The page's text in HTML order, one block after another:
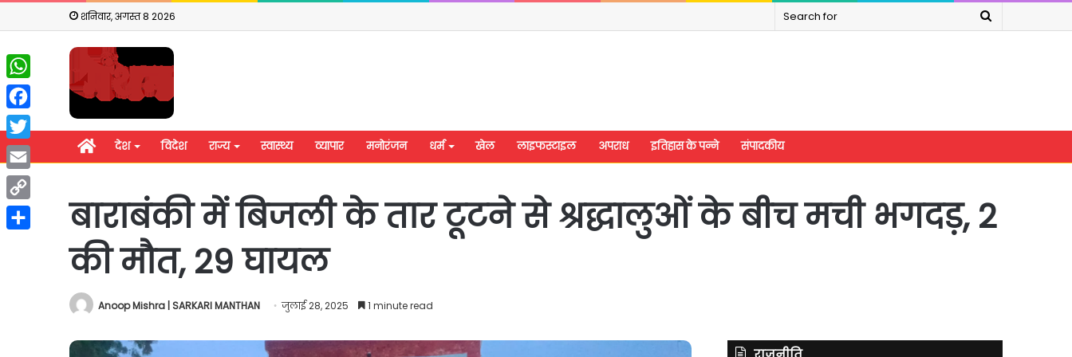
शनिवार, अगस्त 8 2026
Search
होम देश विदेश राज्य स्वास्थ्य व्यापार मनोरंजन धर्म खेल लाइफस्टाइल अपराध इतिहास के पन्ने संपादकीय
बाराबंकी में बिजली के तार टूटने से श्रद्धालुओं के बीच मची भगदड़, 2
की मौत, 29 घायल
Anoop Mishra | SARKARI MANTHAN जुलाई 28, 2025 1 minute read
WhatsApp
Facebook
Twitter
Email
Copy
Link